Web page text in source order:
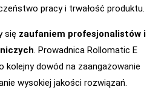
pracy i trwałość produktu.
się zaufaniem profesjonalistów i
. Prowadnica Rollomatic E
kolejny dowód na zaangażowanie
wysokiej jakości rozwiązań.